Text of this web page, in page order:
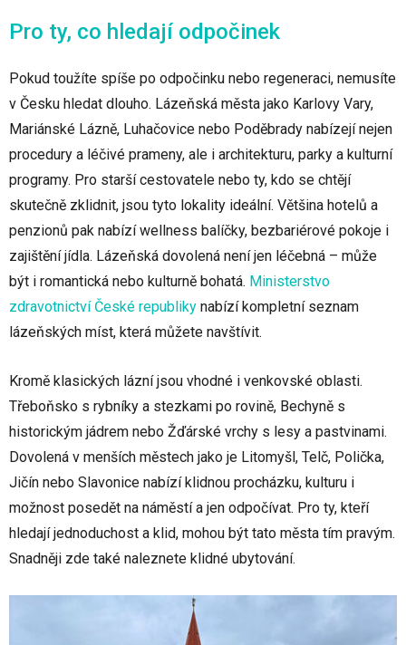
Pro ty, co hledají odpočinek
Pokud toužíte spíše po odpočinku nebo regeneraci, nemusíte
v Česku hledat dlouho. Lázeňská města jako Karlovy Vary,
Mariánské Lázně, Luhačovice nebo Poděbrady nabízejí nejen
procedury a léčivé prameny, ale i architekturu, parky a kulturní
programy. Pro starší cestovatele nebo ty, kdo se chtějí
skutečně zklidnit, jsou tyto lokality ideální. Většina hotelů a
penzionů pak nabízí wellness balíčky, bezbariérové pokoje i
zajištění jídla. Lázeňská dovolená není jen léčebná – může
být i romantická nebo kulturně bohatá. Ministerstvo
zdravotnictví České republiky nabízí kompletní seznam
lázeňských míst, která můžete navštívit.
Kromě klasických lázní jsou vhodné i venkovské oblasti.
Třeboňsko s rybníky a stezkami po rovině, Bechyně s
historickým jádrem nebo Žďárské vrchy s lesy a pastvinami.
Dovolená v menších městech jako je Litomyšl, Telč, Polička,
Jičín nebo Slavonice nabízí klidnou procházku, kulturu i
možnost posedět na náměstí a jen odpočívat. Pro ty, kteří
hledají jednoduchost a klid, mohou být tato města tím pravým.
Snadněji zde také naleznete klidné ubytování.